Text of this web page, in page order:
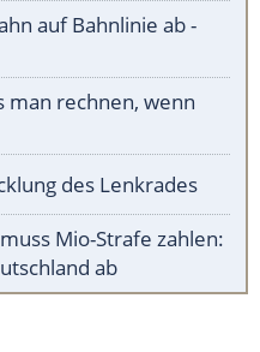
auf Bahnlinie ab -
man rechnen, wenn
des Lenkrades
Mio-Strafe zahlen:
ab